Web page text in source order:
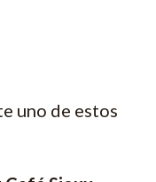
uno de estos